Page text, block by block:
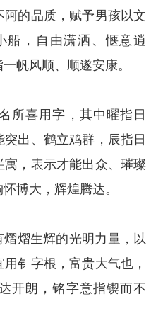
的品质，赋予男孩以文
船，自由潇洒、惬意逍
帆风顺、顺遂安康。
所喜用字，其中曜指日
出、鹤立鸡群，辰指日
寓，表示才能出众、璀璨
博大，辉煌腾达。
熠熠生辉的光明力量，以
钅字根，富贵大气也，
开朗，铭字意指锲而不